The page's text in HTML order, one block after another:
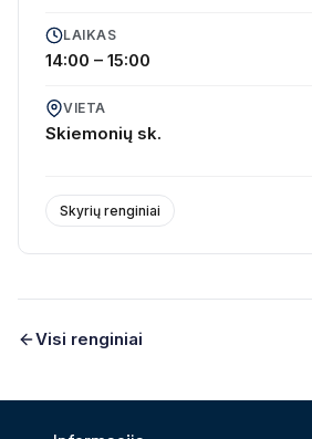
LAIKAS
14:00 – 15:00
VIETA
Skiemonių sk.
Skyrių renginiai
Visi renginiai